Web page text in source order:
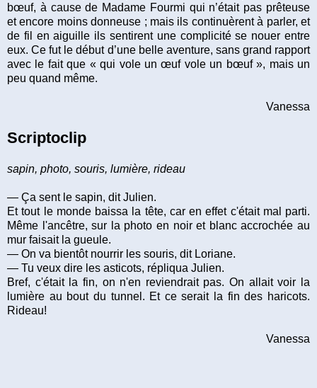
bœuf, à cause de Madame Fourmi qui n’était pas prêteuse
et encore moins donneuse ; mais ils continuèrent à parler, et
de fil en aiguille ils sentirent une complicité se nouer entre
eux. Ce fut le début d’une belle aventure, sans grand rapport
avec le fait que « qui vole un œuf vole un bœuf », mais un
peu quand même.
Vanessa
Scriptoclip
sapin, photo, souris, lumière, rideau
— Ça sent le sapin, dit Julien.
Et tout le monde baissa la tête, car en effet c'était mal parti.
Même l'ancêtre, sur la photo en noir et blanc accrochée au
mur faisait la gueule.
— On va bientôt nourrir les souris, dit Loriane.
— Tu veux dire les asticots, répliqua Julien.
Bref, c'était la fin, on n'en reviendrait pas. On allait voir la
lumière au bout du tunnel. Et ce serait la fin des haricots.
Rideau!
Vanessa